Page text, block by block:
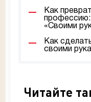
Как
профессию:
«Своими
Как
своими
Читайте